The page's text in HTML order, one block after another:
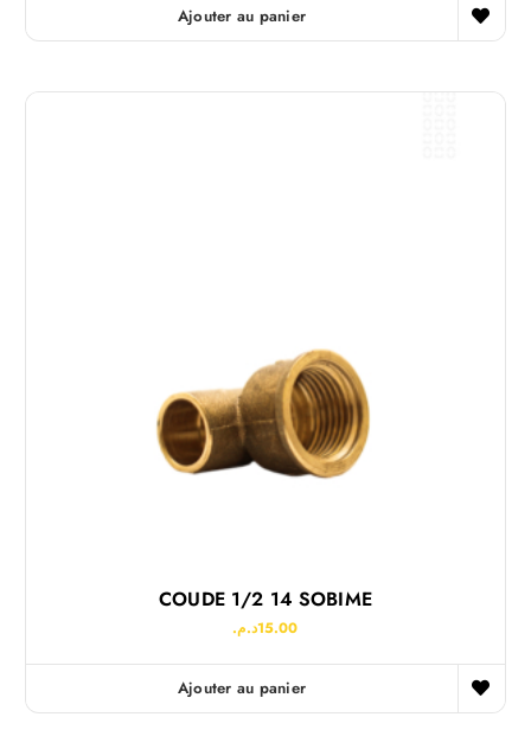
Ajouter au panier
COUDE 1/2 14 SOBIME
15.00د.م.
Ajouter au panier